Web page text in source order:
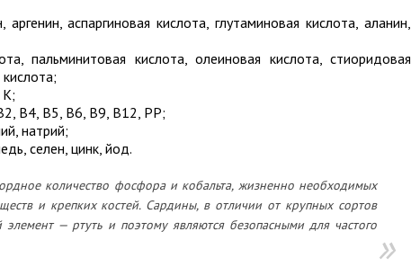
аспаргиновая кислота, глутаминовая кислота, аланин,
пальминитовая кислота, олеиновая кислота, стиоридовая
К;
В4, В5, В6, В9, В12, РР;
натрий;
селен, цинк, йод.
количество фосфора и кобальта, жизненно необходимых
и крепких костей. Сардины, в отличии от крупных сортов
— ртуть и поэтому являются безопасными для частого